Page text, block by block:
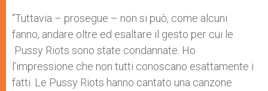
“Tuttavia – prosegue – non si può, come alcuni
fanno, andare oltre ed esaltare il gesto per cui le
Pussy Riots sono state condannate. Ho
l’impressione che non tutti conoscano esattamente i
fatti. Le Pussy Riots hanno cantato una canzone